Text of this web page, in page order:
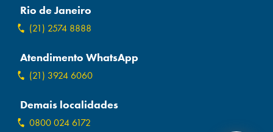
Rio de Janeiro
(21) 2574 8888
Atendimento WhatsApp
(21) 3924 6060
Demais localidades
0800 024 6172